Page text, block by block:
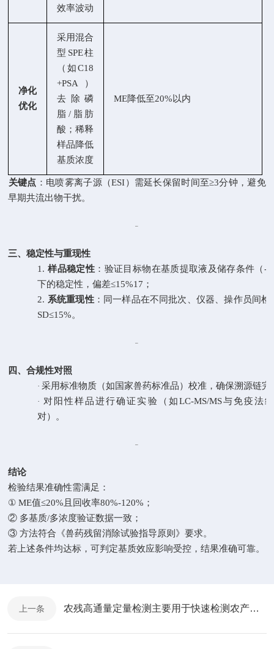
效率波动
净化
优化
采用混合
型 SPE柱
（如C18
+PSA）
去除磷
脂/脂肪
酸；稀释
样品降低
基质浓度
ME降低至20%以内
关键点 ：电喷雾离子源（ESI）需延长保留时间至≥3分钟，避免
早期共流出物干扰。
三、稳定性与重现性
1. 样品稳定性：验证目标物在基质提取液及储存条件（-
下的稳定性，偏差≤15%17；
2. 系统重现性：同一样品在不同批次、仪器、操作员间检
SD≤15%。
四、合规性对照
·采用标准物质（如国家兽药标准品）校准，确保溯源链完
· 对阳性样品进行确证实验（如LC-MS/MS与免疫法
对）。
结论
检验结果准确性需满足：
① ME值≤20%且回收率80%-120%；
② 多基质/多浓度验证数据一致；
③ 方法符合《兽药残留消除试验指导原则》要求。
若上述条件均达标，可判定基质效应影响受控，结果准确可靠。
上一条 农残高通量定量检测主要用于快速检测农产品中的农药残留量